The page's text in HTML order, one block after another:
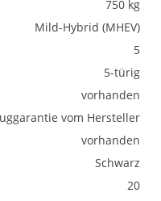
750 kg
Mild-Hybrid (MHEV)
5
5-türig
vorhanden
vom Hersteller
vorhanden
Schwarz
20